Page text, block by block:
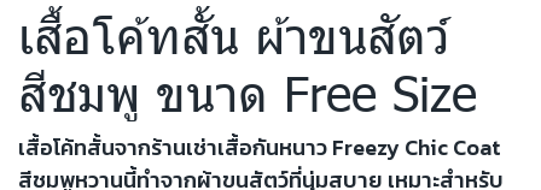
เสื้อโค้ทสั้น ผ้าขนสัตว์
สีชมพู ขนาด Free Size
เสื้อโค้ทสั้นจากร้านเช่าเสื้อกันหนาว Freezy Chic Coat
สีชมพูหวานนี้ทำจากผ้าขนสัตว์ที่นุ่มสบาย เหมาะสำหรับ